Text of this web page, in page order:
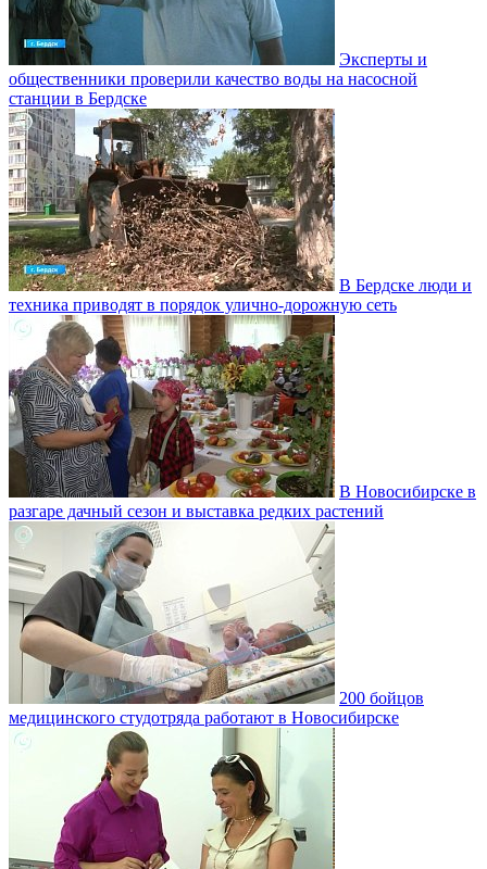
Эксперты и
общественники проверили качество воды на насосной
станции в Бердске
В Бердске люди и
техника приводят в порядок улично‑дорожную сеть
В Новосибирске в
разгаре дачный сезон и выставка редких растений
200 бойцов
медицинского студотряда работают в Новосибирске